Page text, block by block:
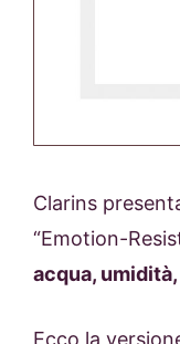
Clarins
“Emotion-
acqua,
Ecco la